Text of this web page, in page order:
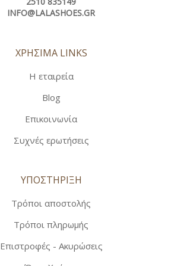
INFO@LALASHOES.GR
ΧΡΗΣΙΜΑ LINKS
Η εταιρεία
Blog
Επικοινωνία
Συχνές ερωτήσεις
ΥΠΟΣΤΗΡΙΞΗ
Τρόποι αποστολής
Τρόποι πληρωμής
Επιστροφές - Ακυρώσεις